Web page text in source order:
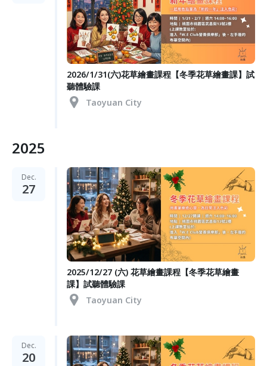
2026/1/31(六)花草繪畫課程【冬季花草繪畫課】試
聽體驗課
Taoyuan City
2025
Dec.
27
2025/12/27 (六) 花草繪畫課程【冬季花草繪畫
課】試聽體驗課
Taoyuan City
Dec.
20